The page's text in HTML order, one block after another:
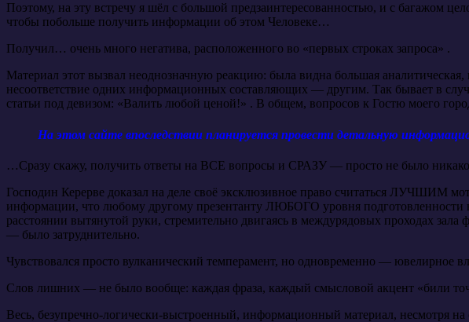
Поэтому, на эту встречу я шёл с большой предзаинтересованностью, и с багажом
чтобы побольше получить информации об этом Человеке…
Получил… очень много негатива, расположенного во «первых строках запроса» .
Материал этот вызвал неоднозначную реакцию: была видна большая
несоответствие одних информационных составляющих — другим. Так бывает в
статьи под девизом: «Валить любой ценой!» . В общем, вопросов к Гостю моего
На этом сайте впоследствии планируется провести детальную
…Сразу скажу, получить ответы на ВСЕ вопросы и СРАЗУ — просто не было
Господин Керерве доказал на деле своё эксклюзивное право считаться ЛУЧШИМ
информации, что любому другому презентанту ЛЮБОГО уровня
расстоянии вытянутой руки, стремительно двигаясь в междурядовых проходах
— было затруднительно.
Чувствовался просто вулканический темперамент, но одновременно — ювелирное
Слов лишних — не было вообще: каждая фраза, каждый смысловой акцент «били
Весь, безупречно-логически-выстроенный, информационный материал, несмотря